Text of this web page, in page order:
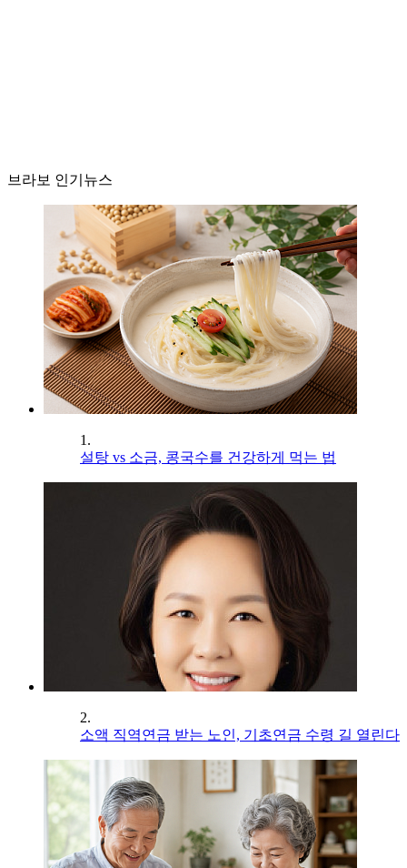
브라보 인기뉴스
1.
설탕 vs 소금, 콩국수를 건강하게 먹는 법
2.
소액 직역연금 받는 노인, 기초연금 수령 길 열린다